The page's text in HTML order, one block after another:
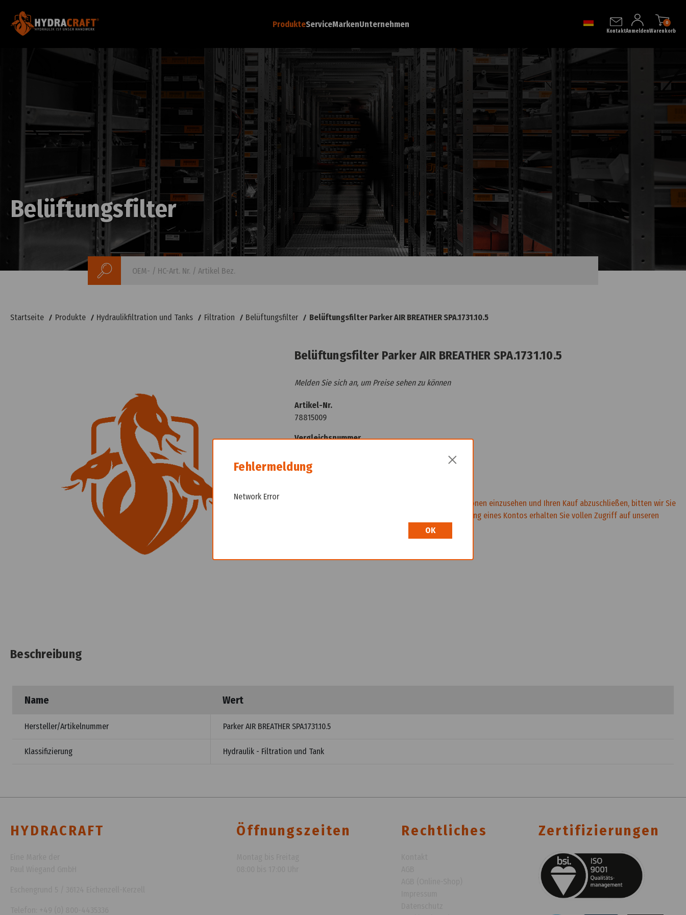
ProdukteServiceMarkenUnternehmen
KontaktAnmelden
0
Warenkorb
Belüftungsfilter
Startseite Produkte Hydraulikfiltration und Tanks Filtration Belüftungsfilter Belüftungsfilter Parker AIR BREATHER SPA.1731.10.5
Belüftungsfilter Parker AIR BREATHER SPA.1731.10.5
Melden Sie sich an, um Preise sehen zu können
Artikel-Nr.
78815009
Vergleichsnummer
SPA1731105
Wir freuen uns, dass Sie hier sind! Um Preisinformationen einzusehen und Ihren Kauf abzuschließen, bitten wir Sie
höflich, sich bei uns zu registrieren. Durch die Erstellung eines Kontos erhalten Sie vollen Zugriff auf unseren
Beschreibung
Name Wert
Hersteller/Artikelnummer Parker AIR BREATHER SPA.1731.10.5
Klassifizierung Hydraulik - Filtration und Tank
HYDRACRAFT Öffnungszeiten Rechtliches Zertifizierungen
Fehlermeldung ×
Network Error
OK